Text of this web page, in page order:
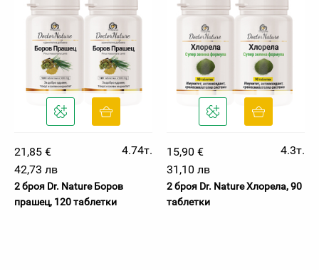
21,85 €
4.74т.
42,73 лв
2 броя Dr. Nature Боров
прашец, 120 таблетки
15,90 €
4.3т.
31,10 лв
2 броя Dr. Nature Хлорела, 90
таблетки